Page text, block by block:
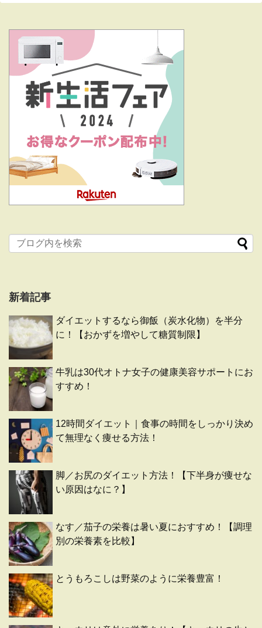
新着記事
ダイエットするなら御飯（炭水化物）を半分
に！【おかずを増やして糖質制限】
牛乳は30代オトナ女子の健康美容サポートにお
すすめ！
12時間ダイエット｜食事の時間をしっかり決め
て無理なく痩せる方法！
脚／お尻のダイエット方法！【下半身が痩せな
い原因はなに？】
なす／茄子の栄養は暑い夏におすすめ！【調理
別の栄養素を比較】
とうもろこしは野菜のように栄養豊富！